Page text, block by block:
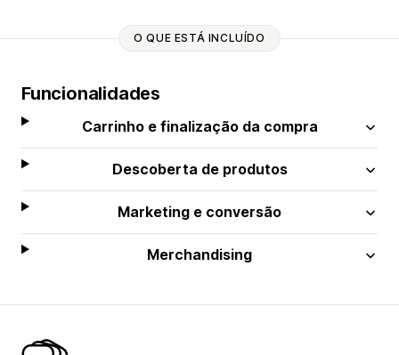
O QUE ESTÁ INCLUÍDO
Funcionalidades
Carrinho e finalização da compra
Descoberta de produtos
Marketing e conversão
Merchandising